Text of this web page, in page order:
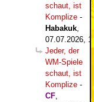
schaut, ist
Komplize -
Habakuk
07.07.2026,
Jeder, der
WM-Spiele
schaut, ist
Komplize -
CF